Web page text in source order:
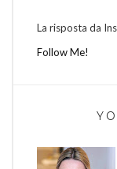
La risposta da
Follow Me!